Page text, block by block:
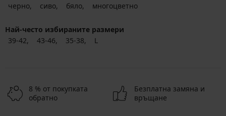
черно
сиво бяло многоцветно
Най-често избираните размери
39-42
43-46 35-38 L
8 % от покупката
обратно
Безплатна замяна и
връщане